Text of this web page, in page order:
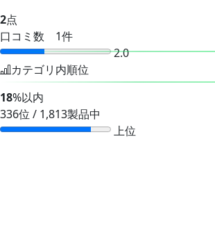
2点
口コミ数 1件
2.0
カテゴリ内順位
18%以内
336位 / 1,813製品中
上位